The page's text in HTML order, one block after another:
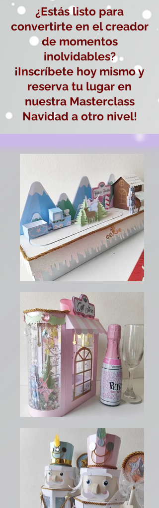
¿Estás listo para
convertirte en el creador
de momentos
inolvidables?
¡Inscríbete hoy mismo y
reserva tu lugar en
nuestra Masterclass
Navidad a otro nivel!